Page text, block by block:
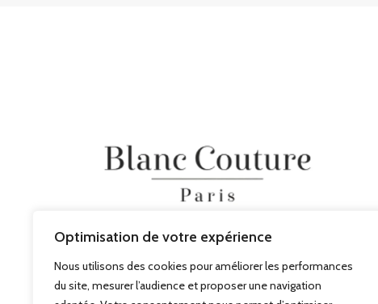
Optimisation de votre expérience
Nous utilisons des cookies pour améliorer les performances
du site, mesurer l’audience et proposer une navigation